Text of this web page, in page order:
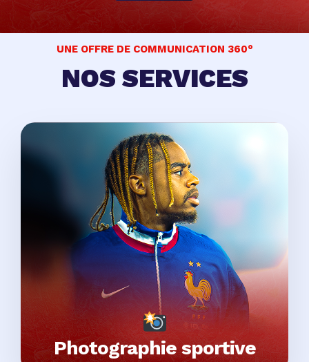
UNE OFFRE DE COMMUNICATION 360°
NOS SERVICES
Photographie sportive